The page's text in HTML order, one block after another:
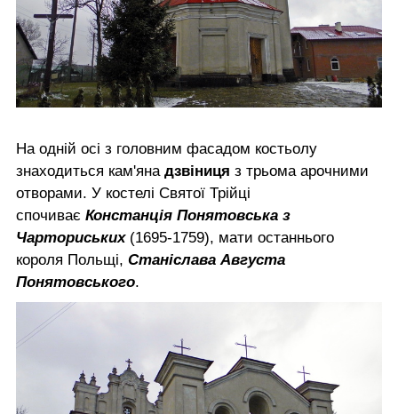
На одній осі з головним фасадом костьолу
знаходиться кам'яна дзвіниця з трьома арочними
отворами. У костелі Святої Трійці
спочиває Констанція Понятовська з
Чарториських (1695-1759), мати останнього
короля Польщі, Станіслава Августа
Понятовського.